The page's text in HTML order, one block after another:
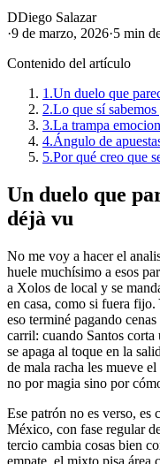
DDiego Salazar
·9 de marzo, 2026·5 min
Contenido del artículo
1.Un duelo que
2.Lo que sí
3.La trampa
4.Ángulo de
5.Por qué creo que
Un duelo que
déjà vu
No me voy a hacer el
huele muchísimo a esos
a Xolos de local y se
en casa, como si fuera fijo.
eso terminé pagando
carril: cuando Santos corta
se apaga al toque en la
de mala racha les mueve
no por magia sino por
Ese patrón no es verso, es
México, con fase regular
tercio cambia cosas bien
empate, el mixto pisa área